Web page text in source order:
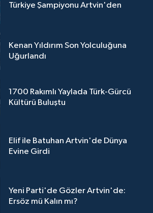
Türkiye Şampiyonu Artvin'den
Kenan Yıldırım Son Yolculuğuna
Uğurlandı
1700 Rakımlı Yaylada Türk-Gürcü
Kültürü Buluştu
Elif ile Batuhan Artvin'de Dünya
Evine Girdi
Yeni Parti'de Gözler Artvin'de:
Ersöz mü Kalın mı?